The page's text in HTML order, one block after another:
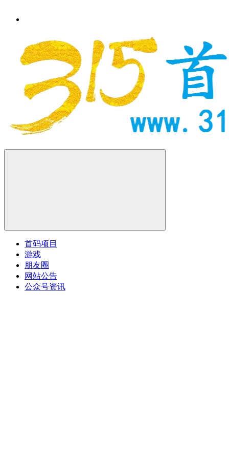
首码项目
游戏
朋友圈
网站公告
公众号资讯